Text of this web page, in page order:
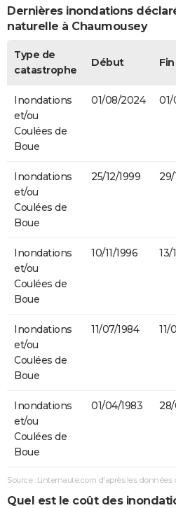
Dernières inondations
naturelle à Chaumousey
Type de
catastrophe
Début Fin
Inondations
et/ou
Coulées de
Boue
01/08/2024
Inondations
et/ou
Coulées de
Boue
25/12/1999 29/
Inondations
et/ou
Coulées de
Boue
10/11/1996 13/
Inondations
et/ou
Coulées de
Boue
11/07/1984 11/
Inondations
et/ou
Coulées de
Boue
01/04/1983
Source : Linternaute.com d'après les données
Quel est le coût des